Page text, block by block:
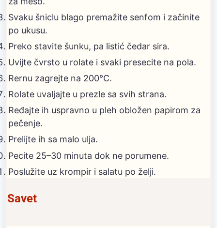
Svaku šniclu blago premažite senfom i začinite
po ukusu.
Preko stavite šunku, pa listić čedar sira.
Uvijte čvrsto u rolate i svaki presecite na pola.
Rernu zagrejte na 200°C.
Rolate uvaljajte u prezle sa svih strana.
Ređajte ih uspravno u pleh obložen papirom za
pečenje.
Prelijte ih sa malo ulja.
Pecite 25–30 minuta dok ne porumene.
Poslužite uz krompir i salatu po želji.
Savet